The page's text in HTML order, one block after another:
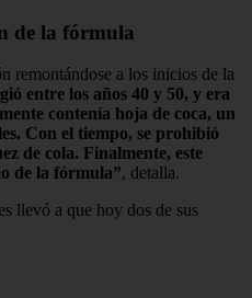
de la fórmula
remontándose a los inicios de la
entre los años 40 y 50, y era
contenía hoja de coca, un
Con el tiempo, se prohibió
de cola. Finalmente, este
de la fórmula”, detalla.
llevó a que hoy dos de sus